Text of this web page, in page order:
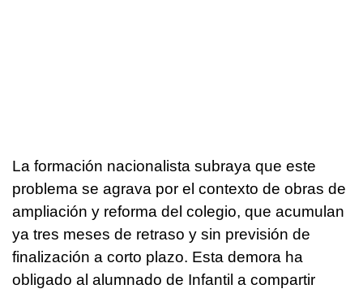
La formación nacionalista subraya que este
problema se agrava por el contexto de obras de
ampliación y reforma del colegio, que acumulan
ya tres meses de retraso y sin previsión de
finalización a corto plazo. Esta demora ha
obligado al alumnado de Infantil a compartir